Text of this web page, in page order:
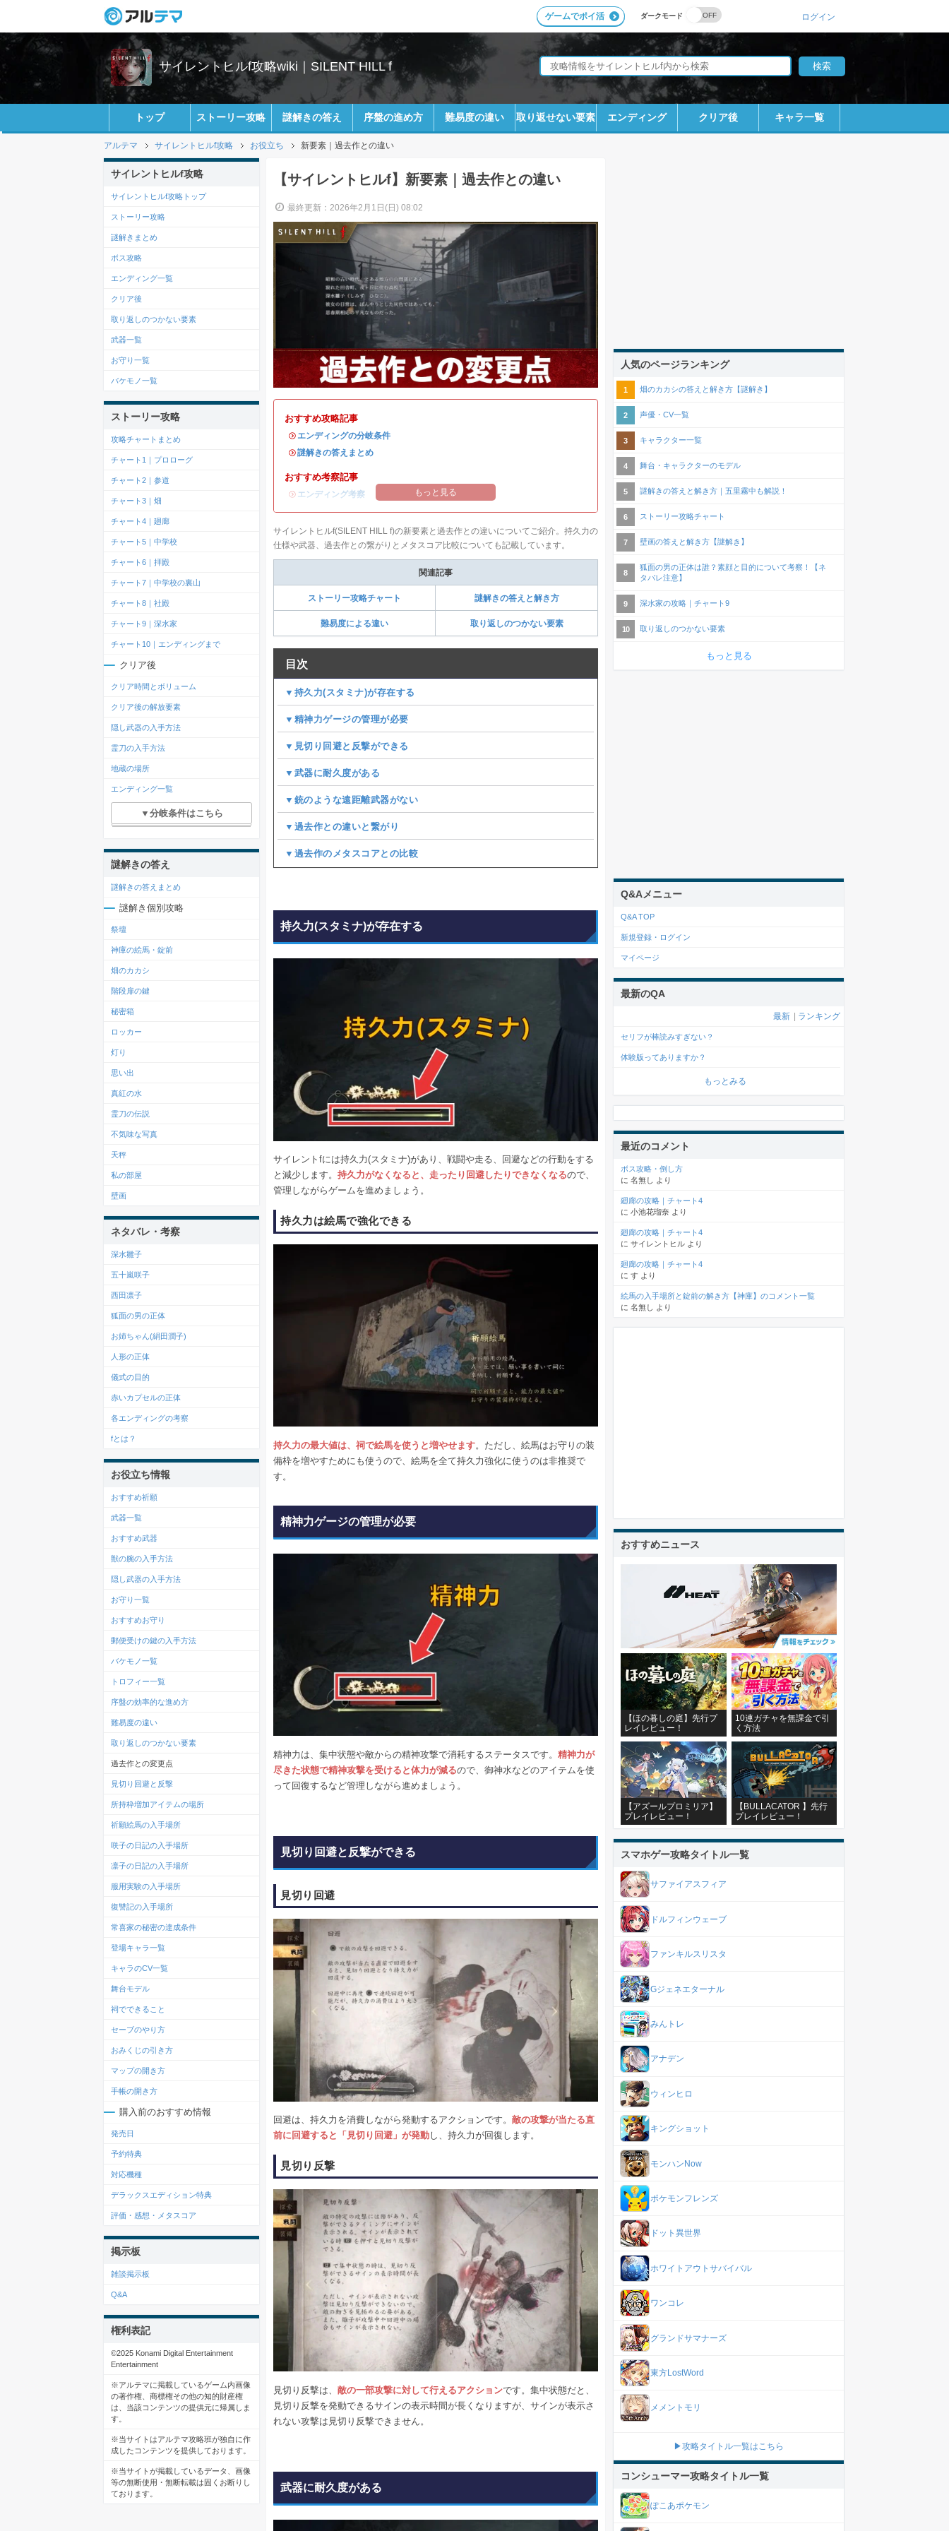
ダークモード
ゲームでポイ活 ログイン
サイレントヒルf攻略wiki｜SILENT HILL f
トップ ストーリー攻略 謎解きの答え 序盤の進め方 難易度の違い 取り返せない要素 エンディング クリア後 キャラ一覧
アルテマ サイレントヒルf攻略 お役立ち 新要素｜過去作との違い
【サイレントヒルf】新要素｜過去作との違い
最終更新：2026年2月1日(日) 08:02
おすすめ攻略記事
・ エンディングの分岐条件
・謎解きの答えまとめ
おすすめ考察記事
・ エンディング考察 もっと見る
サイレントヒルf(SILENT HILL f)の新要素と過去作との違いについてご紹介。持久力の
仕様や武器、過去作との繋がりとメタスコア比較についても記載しています。
関連記事
ストーリー攻略チャート 謎解きの答えと解き方
難易度による違い 取り返しのつかない要素
目次
▼持久力(スタミナ)が存在する
▼精神力ゲージの管理が必要
▼見切り回避と反撃ができる
▼武器に耐久度がある
▼銃のような遠距離武器がない
▼過去作との違いと繋がり
▼過去作のメタスコアとの比較
持久力(スタミナ)が存在する
サイレントfには持久力(スタミナ)があり、戦闘や走る、回避などの行動をする
と減少します。 持久力がなくなると、走ったり回避したりできなくなるので、
管理しながらゲームを進めましょう。
持久力は絵馬で強化できる
持久力の最大値は、祠で絵馬を使うと増やせます。ただし、絵馬はお守りの装
備枠を増やすためにも使うので、絵馬を全て持久力強化に使うのは非推奨で
す。
精神力ゲージの管理が必要
精神力は、集中状態や敵からの精神攻撃で消耗するステータスです。 精神力が
尽きた状態で精神攻撃を受けると体力が減るので、御神水などのアイテムを使
って回復するなど管理しながら進めましょう。
見切り回避と反撃ができる
見切り回避
回避は、持久力を消費しながら発動するアクションです。 敵の攻撃が当たる直
前に回避すると「見切り回避」が発動し、持久力が回復します。
見切り反撃
見切り反撃は、 敵の一部攻撃に対して行えるアクションです。集中状態だと、
見切り反撃を発動できるサインの表示時間が長くなりますが、サインが表示さ
れない攻撃は見切り反撃できません。
武器に耐久度がある
サイレントヒルf攻略
サイレントヒルf攻略トップ
ストーリー攻略
謎解きまとめ
ボス攻略
エンディング一覧
クリア後
取り返しのつかない要素
武器一覧
お守り一覧
バケモノ一覧
ストーリー攻略
攻略チャートまとめ
チャート1｜プロローグ
チャート2｜参道
チャート3｜畑
チャート4｜廻廊
チャート5｜中学校
チャート6｜拝殿
チャート7｜中学校の裏山
チャート8｜社殿
チャート9｜深水家
チャート10｜エンディングまで
クリア後
クリア時間とボリューム
クリア後の解放要素
隠し武器の入手方法
霊刀の入手方法
地蔵の場所
エンディング一覧
▼分岐条件はこちら
謎解きの答え
謎解きの答えまとめ
謎解き個別攻略
祭壇
神庫の絵馬・錠前
畑のカカシ
階段扉の鍵
秘密箱
ロッカー
灯り
思い出
真紅の水
霊刀の伝説
不気味な写真
天秤
私の部屋
壁画
ネタバレ・考察
深水雛子
五十嵐咲子
西田凛子
狐面の男の正体
お姉ちゃん(絹田潤子)
人形の正体
儀式の目的
赤いカプセルの正体
各エンディングの考察
fとは？
お役立ち情報
おすすめ祈願
武器一覧
おすすめ武器
獣の腕の入手方法
隠し武器の入手方法
お守り一覧
おすすめお守り
郵便受けの鍵の入手方法
バケモノ一覧
トロフィー一覧
序盤の効率的な進め方
難易度の違い
取り返しのつかない要素
過去作との変更点
見切り回避と反撃
所持枠増加アイテムの場所
祈願絵馬の入手場所
咲子の日記の入手場所
凛子の日記の入手場所
服用実験の入手場所
復讐記の入手場所
常喜家の秘密の達成条件
登場キャラ一覧
キャラのCV一覧
舞台モデル
祠でできること
セーブのやり方
おみくじの引き方
マップの開き方
手帳の開き方
購入前のおすすめ情報
発売日
予約特典
対応機種
デラックスエディション特典
評価・感想・メタスコア
掲示板
雑談掲示板
Q&A
権利表記
©2025 Konami Digital Entertainment
Entertainment
※アルテマに掲載しているゲーム内画像
の著作権、商標権その他の知的財産権
は、当該コンテンツの提供元に帰属しま
す。
※当サイトはアルテマ攻略班が独自に作
成したコンテンツを提供しております。
※当サイトが掲載しているデータ、画像
等の無断使用・無断転載は固くお断りし
ております。
人気のページランキング
畑のカカシの答えと解き方【謎解き】
声優・CV一覧
キャラクター一覧
舞台・キャラクターのモデル
謎解きの答えと解き方｜五里霧中も解説！
ストーリー攻略チャート
壁画の答えと解き方【謎解き】
狐面の男の正体は誰？素顔と目的について考察！【ネ
タバレ注意】
深水家の攻略｜チャート9
取り返しのつかない要素
もっと見る
Q&Aメニュー
Q&A TOP
新規登録・ログイン
マイページ
最新のQA
最新 ランキング
セリフが棒読みすぎない？
体験版ってありますか？
もっとみる
最近のコメント
ボス攻略・倒し方
に 名無し より
廻廊の攻略｜チャート4
に 小池花瑠奈 より
廻廊の攻略｜チャート4
に サイレントヒル より
廻廊の攻略｜チャート4
に す より
絵馬の入手場所と錠前の解き方【神庫】のコメント一覧
に 名無し より
おすすめニュース
【ほの暮しの庭】先行プ
レイレビュー！
10連ガチャを無課金で引
く方法
【アズールプロミリア】
プレイレビュー！
【BULLACATOR 】先行
プレイレビュー！
スマホゲー攻略タイトル一覧
サファイアスフィア
ドルフィンウェーブ
ファンキルスリスタ
Gジェネエターナル
みんトレ
アナデン
ウィンヒロ
キングショット
モンハンNow
ポケモンフレンズ
ドット異世界
ホワイトアウトサバイバル
ワンコレ
グランドサマナーズ
東方LostWord
メメントモリ
▶攻略タイトル一覧はこちら
コンシューマー攻略タイトル一覧
ぽこあポケモン